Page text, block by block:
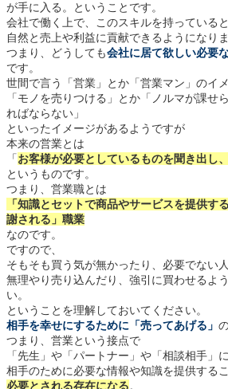
が手に入る。ということです。
会社で働く上で、このスキルを持っていると
自然と売上や利益に貢献できるようになりま
つまり、どうしても会社に居て欲しい必要
です。
世間で言う「営業」とか「営業マン」のイ
「モノを売りつける」とか「ノルマが課せ
ればならない」
といったイメージがあるようですが
本来の営業とは
「お客様が必要としているものを聞き出し
というものです。
つまり、営業職とは
「知識とセットで商品やサービスを提供す
謝される」職業
なのです。
ですので、
そもそも買う気が無かったり、必要でない
無理やり売り込んだり、強引に買わせるよ
い。
ということを理解しておいてください。
相手を幸せにするために「売ってあげる」
つまり、営業という接点で
「先生」や「パートナー」や「相談相手」
相手のために必要な情報や知識を提供する
必要とされる存在になる。